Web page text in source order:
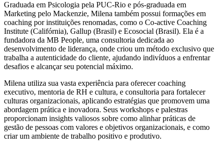
Graduada em Psicologia pela PUC-Rio e pós-graduada em
Marketing pelo Mackenzie, Milena também possui formações em
coaching por instituições renomadas, como o Co-active Coaching
Institute (Califórnia), Gallup (Brasil) e Ecosocial (Brasil). Ela é a
fundadora da MB People, uma consultoria dedicada ao
desenvolvimento de liderança, onde criou um método exclusivo que
trabalha a autenticidade do cliente, ajudando indivíduos a enfrentar
desafios e alcançar seu potencial máximo.
Milena utiliza sua vasta experiência para oferecer coaching
executivo, mentoria de RH e cultura, e consultoria para fortalecer
culturas organizacionais, aplicando estratégias que promovem uma
abordagem prática e inovadora. Seus workshops e palestras
proporcionam insights valiosos sobre como alinhar práticas de
gestão de pessoas com valores e objetivos organizacionais, e como
criar um ambiente de trabalho positivo e produtivo.